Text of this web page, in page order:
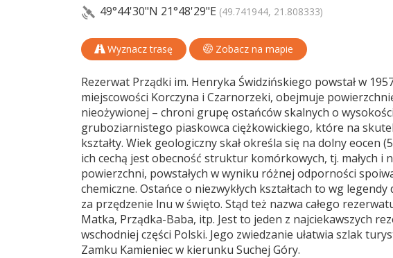
49°44'30"N 21°48'29"E (49.741944, 21.808333)
Wyznacz trasę Zobacz na mapie
Rezerwat Prządki im. Henryka Świdzińskiego powstał w
miejscowości Korczyna i Czarnorzeki, obejmuje
nieożywionej – chroni grupę ostańców skalnych o
gruboziarnistego piaskowca ciężkowickiego, które na
kształty. Wiek geologiczny skał określa się na dolny eocen
ich cechą jest obecność struktur komórkowych, tj. małych i
powierzchni, powstałych w wyniku różnej odporności
chemiczne. Ostańce o niezwykłych kształtach to wg
za przędzenie lnu w święto. Stąd też nazwa całego
Matka, Prządka-Baba, itp. Jest to jeden z najciekawszych
wschodniej części Polski. Jego zwiedzanie ułatwia szlak
Zamku Kamieniec w kierunku Suchej Góry.